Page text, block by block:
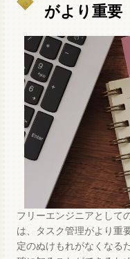
がより重要
フリーエンジニアとして
は、タスク管理がより重
定のぬけもれがなくなる